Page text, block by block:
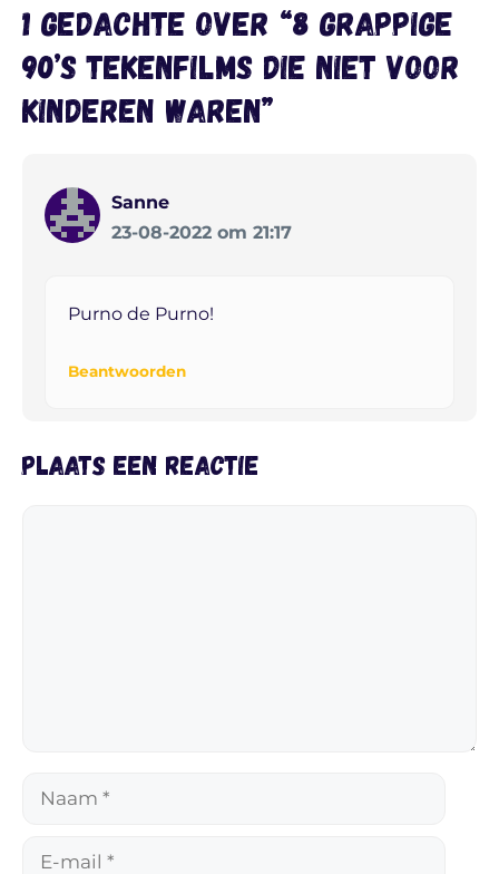
1 gedachte over “8 grappige
90’s tekenfilms die niet voor
kinderen waren”
Sanne
23-08-2022 om 21:17
Purno de Purno!
Beantwoorden
Plaats een reactie
Naam